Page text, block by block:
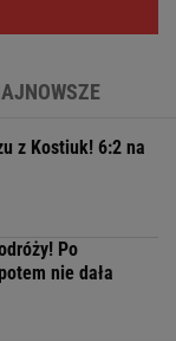
z Kostiuk! 6:2 na
Po
nie dała